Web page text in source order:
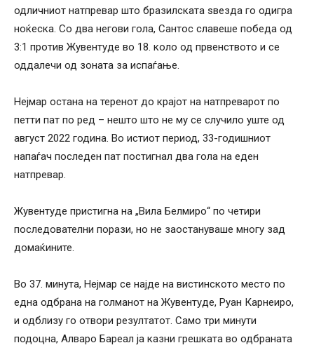
одличниот натпревар што бразилската ѕвезда го одигра
ноќеска. Со два негови гола, Сантос славеше победа од
3:1 против Жувентуде во 18. коло од првенството и се
оддалечи од зоната за испаѓање.
Нејмар остана на теренот до крајот на натпреварот по
петти пат по ред – нешто што не му се случило уште од
август 2022 година. Во истиот период, 33-годишниот
напаѓач последен пат постигнал два гола на еден
натпревар.
Жувентуде пристигна на „Вила Белмиро“ по четири
последователни порази, но не заостануваше многу зад
домаќините.
Во 37. минута, Нејмар се најде на вистинското место по
една одбрана на голманот на Жувентуде, Руан Карнеиро,
и одблизу го отвори резултатот. Само три минути
подоцна, Алваро Бареал ја казни грешката во одбраната